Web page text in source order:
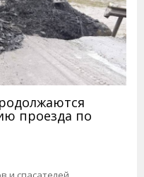
проезда по